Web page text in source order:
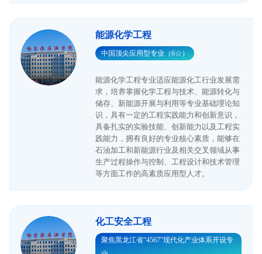
能源化学工程
中国顶尖应用型专业（6☆）
能源化学工程专业适应能源化工行业发展需
求，培养掌握化学工程与技术、能源转化与
储存、新能源开展与利用等专业基础理论知
识，具有一定的工程实践能力和创新意识，
具备扎实的实验技能、创新能力以及工程实
践能力，拥有良好的专业核心素质，能够在
石油加工和新能源行业及相关交叉领域从事
生产过程操作与控制、工程设计和技术管理
等方面工作的高素质应用型人才。
化工安全工程
聚焦黑龙江省“4567”现代化产业体系开设专